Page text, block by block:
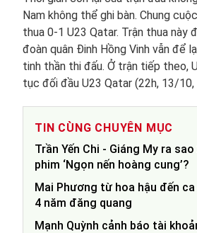
Nam không thể ghi bàn. Chung
thua 0-1 U23 Qatar. Trận thua này
đoàn quân Đinh Hồng Vinh vẫn để
tinh thần thi đấu. Ở trận tiếp theo,
tục đối đầu U23 Qatar (22h, 13/10,
TIN CÙNG CHUYÊN MỤC
Trần Yến Chi - Giáng My ra
phim ‘Ngọn nến hoàng cung’?
Mai Phương từ hoa hậu đến ca
4 năm đăng quang
Mạnh Quỳnh cảnh báo tài